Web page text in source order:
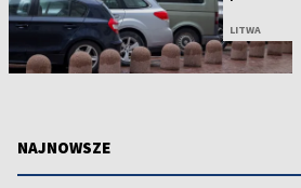
LITWA
NAJNOWSZE